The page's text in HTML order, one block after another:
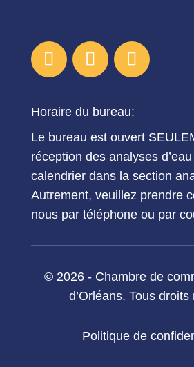
Horaire du bureau:
Le bureau est ouvert
réception des analyses
calendrier dans la section
Autrement, veuillez prendre
nous par téléphone ou par
© 2026 - Chambre de
d’Orléans. Tous
Politique de